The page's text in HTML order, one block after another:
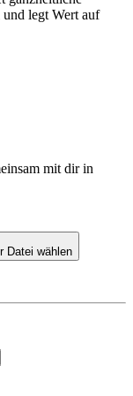
legt Wert auf
mit dir in
Datei wählen